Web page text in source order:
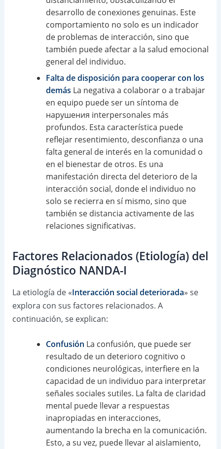
desarrollo de conexiones genuinas. Este
comportamiento no solo es un indicador
de problemas de interacción, sino que
también puede afectar a la salud emocional
general del individuo.
Falta de disposición para cooperar con los
demás La negativa a colaborar o a trabajar
en equipo puede ser un síntoma de
нарушения interpersonales más
profundos. Esta característica puede
reflejar resentimiento, desconfianza o una
falta general de interés en la comunidad o
en el bienestar de otros. Es una
manifestación directa del deterioro de la
interacción social, donde el individuo no
solo se recierra en sí mismo, sino que
también se distancia activamente de las
relaciones significativas.
Factores Relacionados (Etiología) del
Diagnóstico NANDA-I
La etiología de «Interacción social deteriorada» se
explora con sus factores relacionados. A
continuación, se explican:
Confusión La confusión, que puede ser
resultado de un deterioro cognitivo o
condiciones neurológicas, interfiere en la
capacidad de un individuo para interpretar
señales sociales sutiles. La falta de claridad
mental puede llevar a respuestas
inapropiadas en interacciones,
aumentando la brecha en la comunicación.
Esto, a su vez, puede llevar al aislamiento,